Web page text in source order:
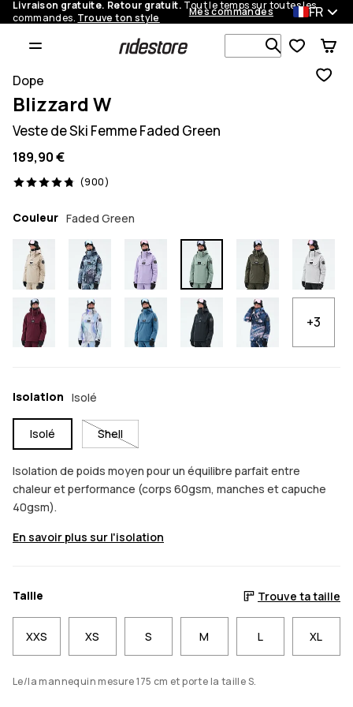
Livraison gratuite. Retour gratuit. Tout le temps sur toutes les
commandes. Trouve ton style Mes commandes FR
Recherche
Dope
Blizzard W
Veste de Ski Femme Faded Green
189,90 €
(900)
900 avis, 4.8/5
Couleur Faded Green
+3
Isolation Isolé
Isolé Shell
Isolation de poids moyen pour un équilibre parfait entre
chaleur et performance (corps 60gsm, manches et capuche
40gsm).
En savoir plus sur l'isolation
Taille Trouve ta taille
XXS XS S M L XL
Le/la mannequin mesure 175 cm et porte la taille S.